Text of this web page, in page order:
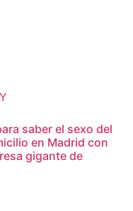
saber el sexo del
en Madrid con
gigante de